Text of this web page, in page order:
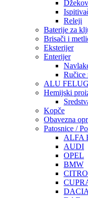
Releji
Baterije za
Brisači i
Eksterijer
Enterijer
Ručice
ALU
Hemijski
Kopče
Obavezna
Patosnice /
ALFA
AUDI
OPEL
BMW
DACIA